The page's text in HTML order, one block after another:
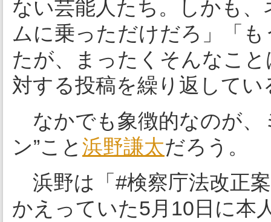
ない芸能人たち。しかも
ムに乗っただけだろ」「
たが、まったくそんなこ
対する投稿を繰り返して
なかでも象徴的なのが、
ン”こと 浜野謙太だろう。
浜野は「#検察庁法改正
かえっていた5月10日に本